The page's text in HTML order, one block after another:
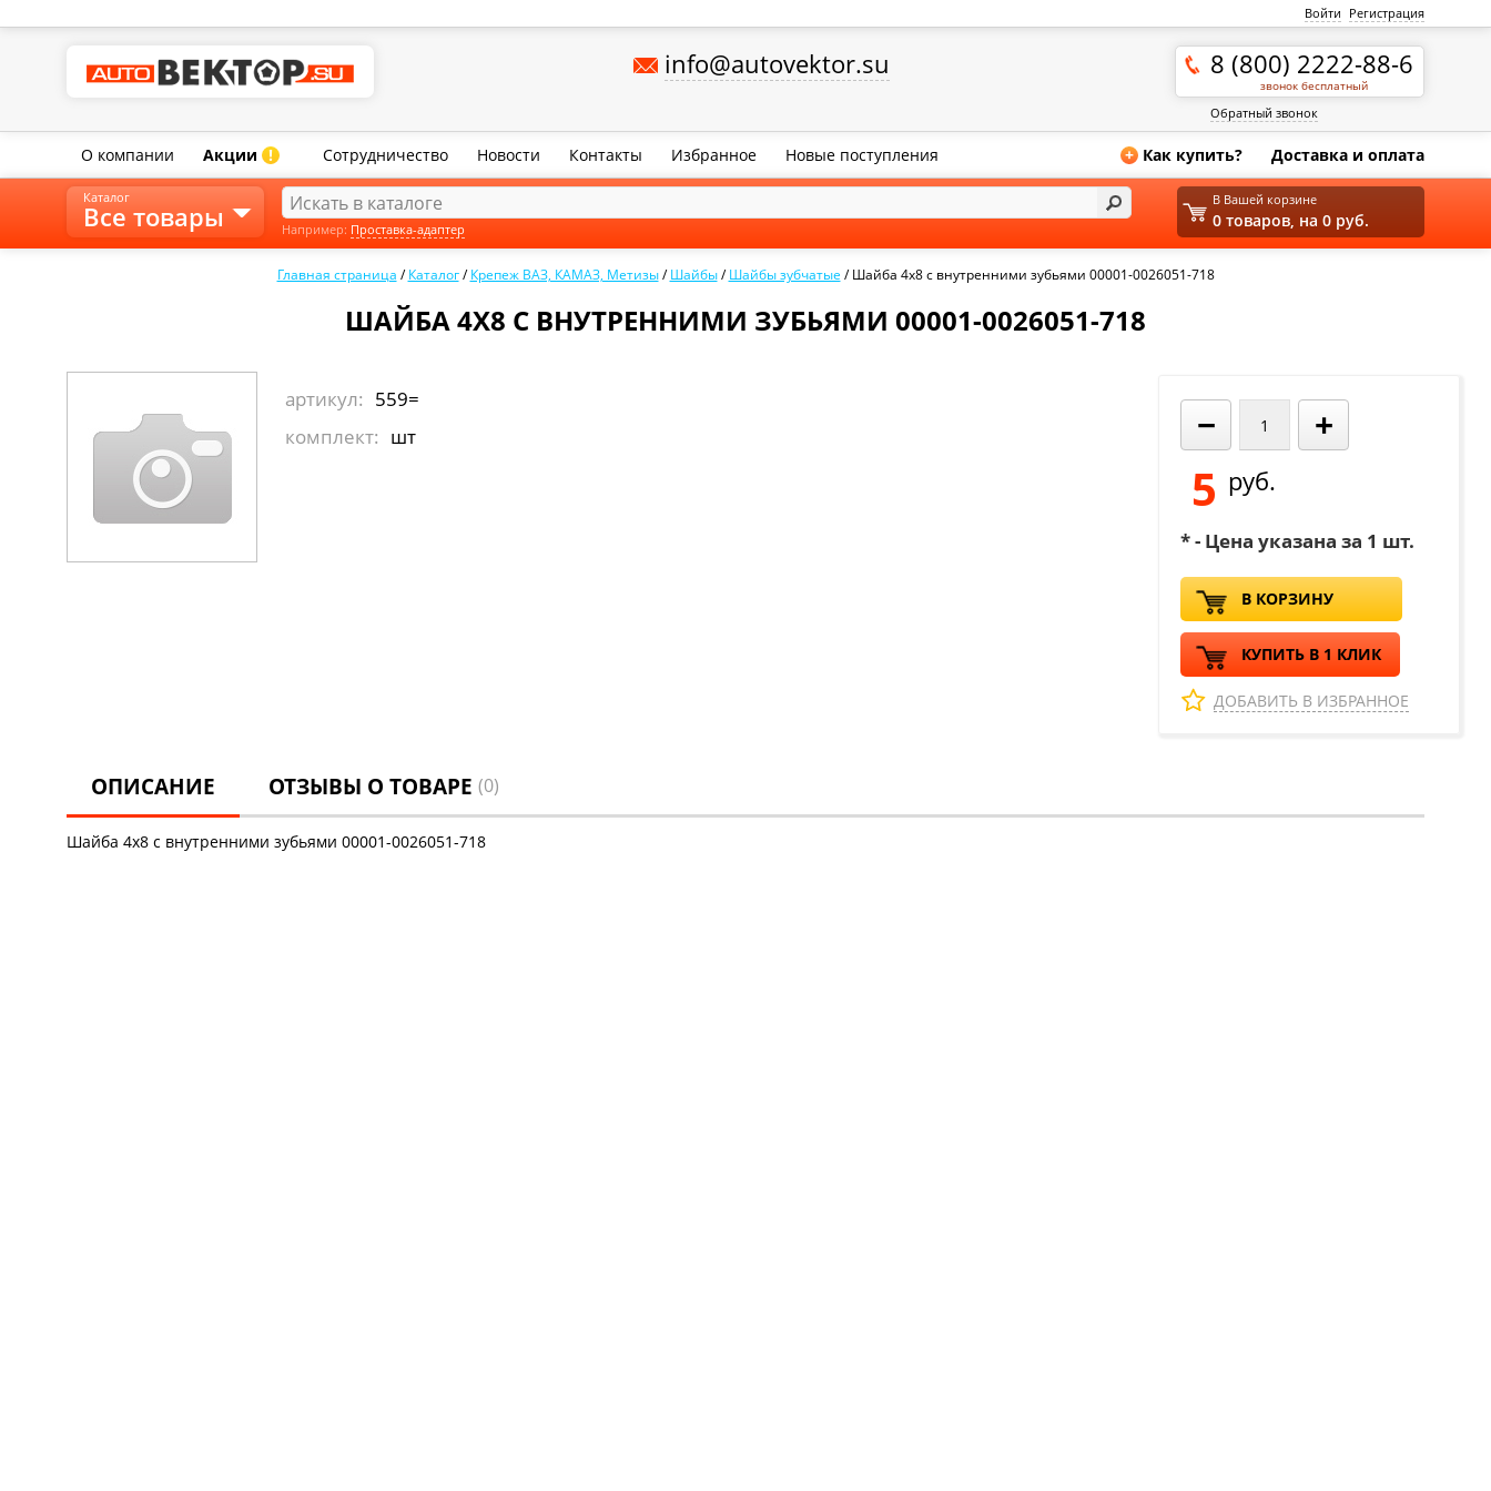
Войти Регистрация
info@autovektor.su 8 (800) 2222-88-6
звонок бесплатный
Обратный звонок
О компании Акции ! Сотрудничество Новости Контакты Избранное Новые поступления + Как купить? Доставка и оплата
Главная страница /Каталог /Крепеж ВАЗ, КАМАЗ, Метизы /Шайбы /Шайбы зубчатые /Шайба 4х8 с внутренними зубьями 00001-0026051-718
ШАЙБА 4Х8 С ВНУТРЕННИМИ ЗУБЬЯМИ 00001-0026051-718
артикул: 559=
комплект: шт − +
5 руб.
* - Цена указана за 1 шт.
В КОРЗИНУ
КУПИТЬ В 1 КЛИК
ДОБАВИТЬ В ИЗБРАННОЕ
ОПИСАНИЕ ОТЗЫВЫ О ТОВАРЕ (0)
Шайба 4х8 с внутренними зубьями 00001-0026051-718
Каталог
Все товары
В Вашей корзине
0 товаров, на 0 руб.
Например: Проставка-адаптер